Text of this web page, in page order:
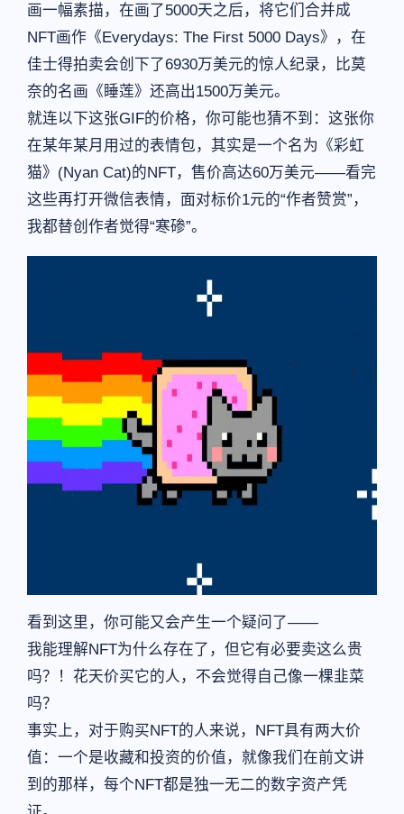
画一幅素描，在画了5000天之后，将它们合并成
NFT画作《Everydays: The First 5000 Days》，在
佳士得拍卖会创下了6930万美元的惊人纪录，比莫
奈的名画《睡莲》还高出1500万美元。
就连以下这张GIF的价格，你可能也猜不到：这张你
在某年某月用过的表情包，其实是一个名为《彩虹
猫》(Nyan Cat)的NFT，售价高达60万美元——看完
这些再打开微信表情，面对标价1元的“作者赞赏”，
我都替创作者觉得“寒碜”。
看到这里，你可能又会产生一个疑问了——
我能理解NFT为什么存在了，但它有必要卖这么贵
吗？！花天价买它的人，不会觉得自己像一棵韭菜
吗？
事实上，对于购买NFT的人来说，NFT具有两大价
值：一个是收藏和投资的价值，就像我们在前文讲
到的那样，每个NFT都是独一无二的数字资产凭